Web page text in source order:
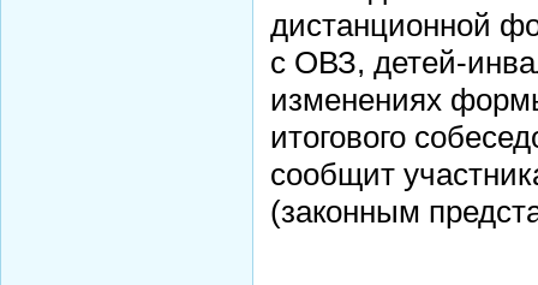
дистанционной
с ОВЗ, детей-
изменениях
итогового
сообщит
(законным